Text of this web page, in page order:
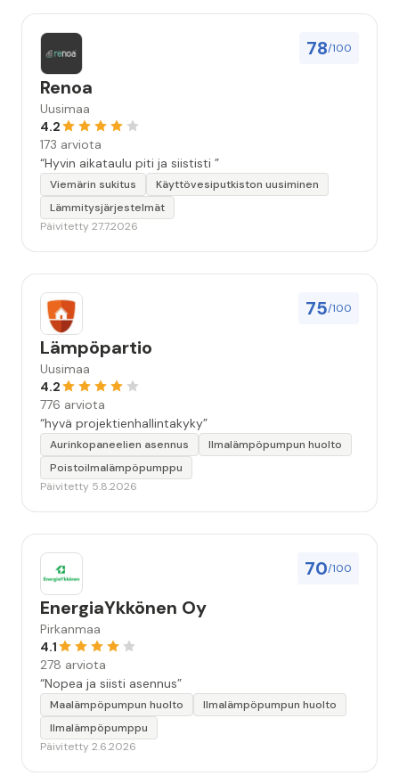
78/100
Renoa
Uusimaa
4.2
173 arviota
“Hyvin aikataulu piti ja siististi ”
Viemärin sukitus
Käyttövesiputkiston uusiminen
Lämmitysjärjestelmät
Päivitetty 27.7.2026
75/100
Lämpöpartio
Uusimaa
4.2
776 arviota
“hyvä projektienhallintakyky”
Aurinkopaneelien asennus
Ilmalämpöpumpun huolto
Poistoilmalämpöpumppu
Päivitetty 5.8.2026
70/100
EnergiaYkkönen Oy
Pirkanmaa
4.1
278 arviota
“Nopea ja siisti asennus”
Maalämpöpumpun huolto
Ilmalämpöpumpun huolto
Ilmalämpöpumppu
Päivitetty 2.6.2026